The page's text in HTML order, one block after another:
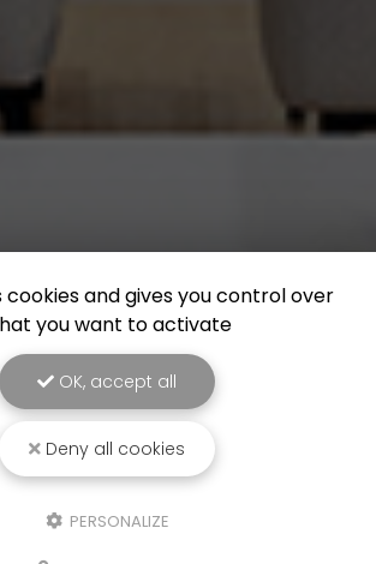
cookies and gives you control over
you want to activate
OK, accept all
Deny all cookies
PERSONALIZE